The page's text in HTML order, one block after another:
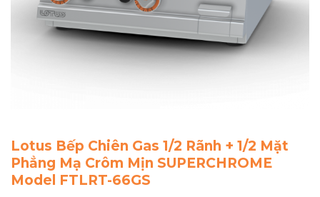
Lotus Bếp Chiên Gas 1/2 Rãnh + 1/2 Mặt
Phẳng Mạ Crôm Mịn SUPERCHROME
Model FTLRT-66GS